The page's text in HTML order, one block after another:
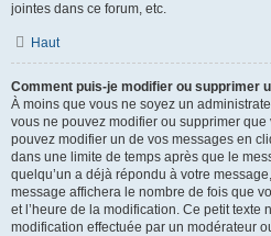
jointes dans ce forum, etc.
Haut
Comment puis-je modifier ou supprimer
À moins que vous ne soyez un
vous ne pouvez modifier ou supprimer
pouvez modifier un de vos messages en
dans une limite de temps après que le
quelqu’un a déjà répondu à votre
message affichera le nombre de fois que
et l’heure de la modification. Ce petit texte
modification effectuée par un modérateur